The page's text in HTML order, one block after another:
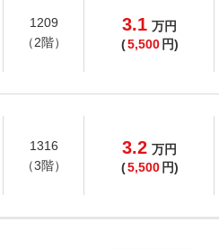
1209
（2階）
3.1 万円
(5,500 円)
1316
（3階）
3.2 万円
(5,500 円)